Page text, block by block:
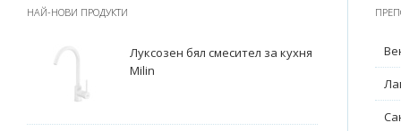
НАЙ-НОВИ ПРОДУКТИ
Луксозен бял смесител за кухня
Milin